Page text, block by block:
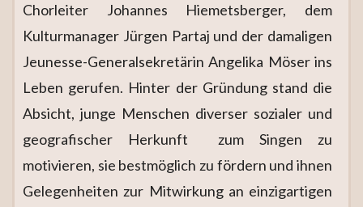
Chorleiter Johannes Hiemetsberger, dem
Kulturmanager Jürgen Partaj und der damaligen
Jeunesse-Generalsekretärin Angelika Möser ins
Leben gerufen. Hinter der Gründung stand die
Absicht, junge Menschen diverser sozialer und
geografischer Herkunft zum Singen zu
motivieren, sie bestmöglich zu fördern und ihnen
Gelegenheiten zur Mitwirkung an einzigartigen